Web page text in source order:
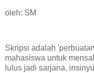
oleh: SM
Skripsi adalah
mahasiswa untuk
lulus jadi sarjana,